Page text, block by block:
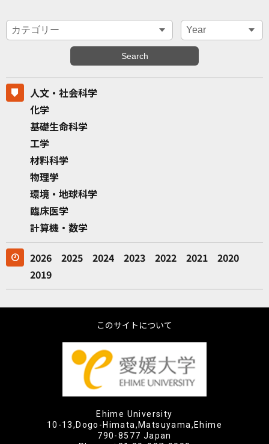
人文・社会科学
化学
基礎生命科学
工学
材料科学
物理学
環境・地球科学
臨床医学
計算機・数学
2026 2025 2024 2023 2022 2021
2020
2019
このサイトについて
Ehime University
10-13,Dogo-Himata,Matsuyama,Ehime
790-8577 Japan